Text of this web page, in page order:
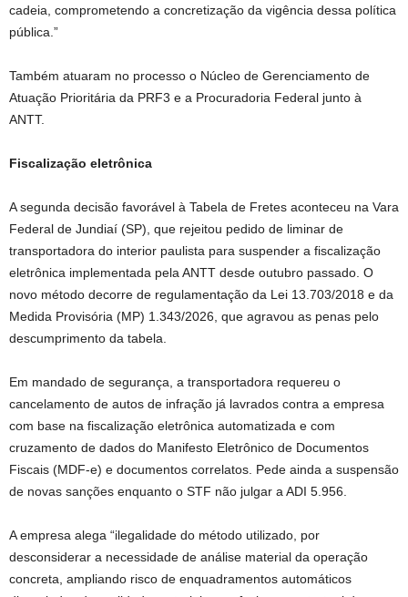
cadeia, comprometendo a concretização da vigência dessa política
pública.”
Também atuaram no processo o Núcleo de Gerenciamento de
Atuação Prioritária da PRF3 e a Procuradoria Federal junto à
ANTT.
Fiscalização eletrônica
A segunda decisão favorável à Tabela de Fretes aconteceu na Vara
Federal de Jundiaí (SP), que rejeitou pedido de liminar de
transportadora do interior paulista para suspender a fiscalização
eletrônica implementada pela ANTT desde outubro passado. O
novo método decorre de regulamentação da Lei 13.703/2018 e da
Medida Provisória (MP) 1.343/2026, que agravou as penas pelo
descumprimento da tabela.
Em mandado de segurança, a transportadora requereu o
cancelamento de autos de infração já lavrados contra a empresa
com base na fiscalização eletrônica automatizada e com
cruzamento de dados do Manifesto Eletrônico de Documentos
Fiscais (MDF-e) e documentos correlatos. Pede ainda a suspensão
de novas sanções enquanto o STF não julgar a ADI 5.956.
A empresa alega “ilegalidade do método utilizado, por
desconsiderar a necessidade de análise material da operação
concreta, ampliando risco de enquadramentos automáticos